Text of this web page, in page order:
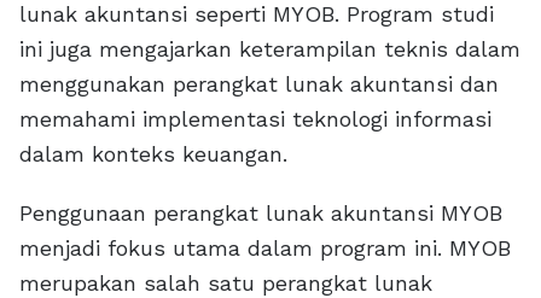
lunak akuntansi seperti MYOB. Program studi
ini juga mengajarkan keterampilan teknis dalam
menggunakan perangkat lunak akuntansi dan
memahami implementasi teknologi informasi
dalam konteks keuangan.
Penggunaan perangkat lunak akuntansi MYOB
menjadi fokus utama dalam program ini. MYOB
merupakan salah satu perangkat lunak